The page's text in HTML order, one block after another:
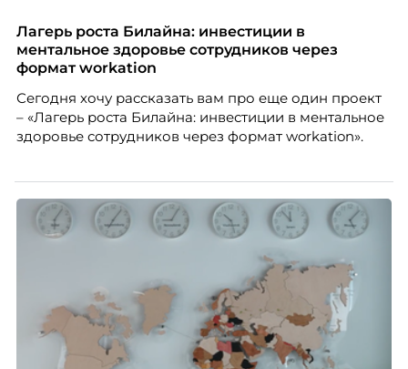
благодарности и публичного признания.
Лагерь роста Билайна: инвестиции в
ментальное здоровье сотрудников через
формат workation
Сегодня хочу рассказать вам про еще один проект
– «Лагерь роста Билайна: инвестиции в ментальное
здоровье сотрудников через формат workation».